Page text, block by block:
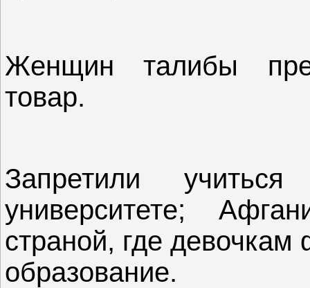
Женщин талибы
товар.
Запретили
университете;
страной, где девочкам
образование.